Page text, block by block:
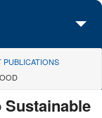
PUBLICATIONS
Sustainable